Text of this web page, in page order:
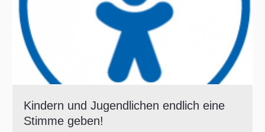
Kindern und Jugendlichen endlich eine
Stimme geben!